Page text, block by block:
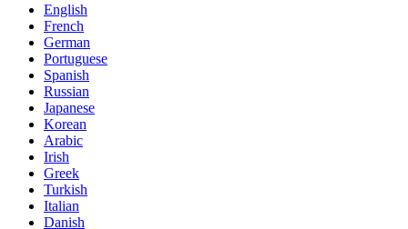
English
French
German
Portuguese
Spanish
Russian
Japanese
Korean
Arabic
Irish
Greek
Turkish
Italian
Danish